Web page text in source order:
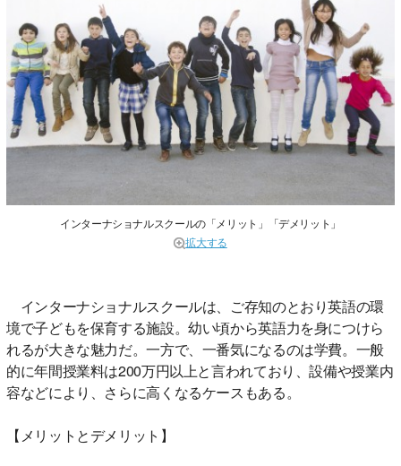
インターナショナルスクールの「メリット」「デメリット」
拡大する
インターナショナルスクールは、ご存知のとおり英語の環
境で子どもを保育する施設。幼い頃から英語力を身につけら
れるが大きな魅力だ。一方で、一番気になるのは学費。一般
的に年間授業料は200万円以上と言われており、設備や授業内
容などにより、さらに高くなるケースもある。
【メリットとデメリット】